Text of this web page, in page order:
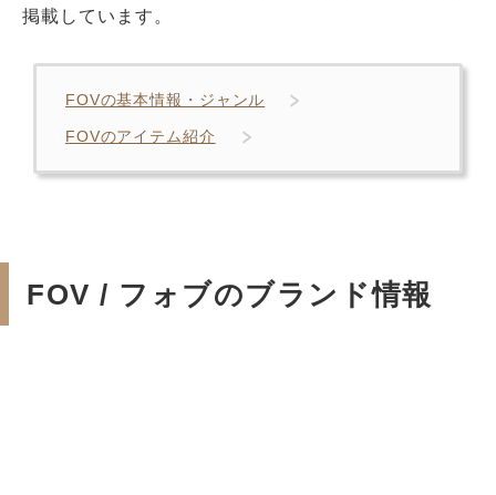
掲載しています。
FOVの基本情報・ジャンル
FOVのアイテム紹介
FOV / フォブのブランド情報